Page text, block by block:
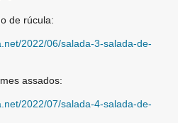
de rúcula:
2022/06/salada-3-salada-de-
assados:
2022/07/salada-4-salada-de-